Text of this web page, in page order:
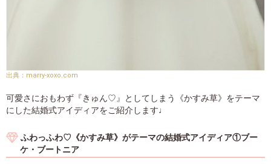
marry-xoxo.com
可愛さにおもわず『きゅん♡』としてしまう《かすみ草》をテーマ
にした結婚式アイディアをご紹介します♩
ふわっふわ♡《かすみ草》がテーマの結婚式アイディア①ブー
ケ・ブートニア